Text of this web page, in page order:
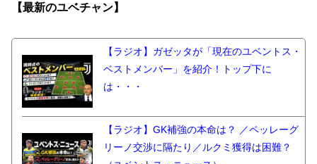
【最新のユベチャン】
【ラジオ】ガゼッタが「現在のユベントス・
ベストメンバー」を紹介！トップ下に
は・・・
【ラジオ】GK補強の本命は？ ／ペッレーグ
リーノ交渉に隔たり／ルクミ獲得は困難？